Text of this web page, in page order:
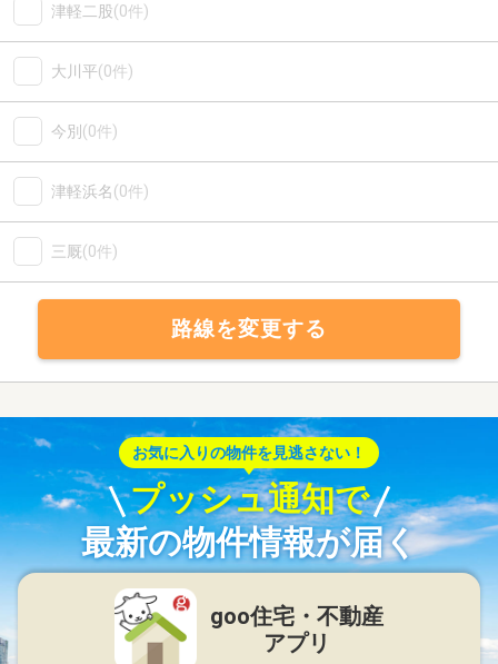
津軽二股(0件)
大川平(0件)
今別 (0件)
津軽浜名(0件)
三厩(0件)
路線を変更する
お気に入りの物件を見逃さない！
プッシュ通知で
最新の物件情報が届く
goo住宅・不動産
アプリ